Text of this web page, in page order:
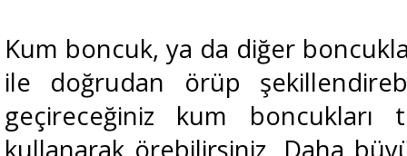
Kum boncuk, ya da diğer
ile doğrudan örüp
geçireceğiniz kum
kullanarak örebilirsiniz. Daha